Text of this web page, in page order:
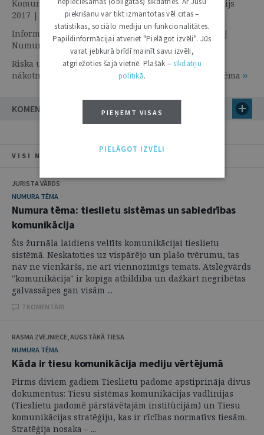
Komunikācija par tieslietām krievu valodā | 27. Jūnijs
2017 | Numura tēma
Informācijas vakuums nav draugs | 27. Jūnijs 2017 |
Numura tēma
Riska un krīzes komunikācijas tiesiskā regulējuma
nākotnes perspektīvas | 27. Jūnijs 2017 | Numura tēma
KOMENTĀRI
VISI NUMURA RAKSTI
JURISTA VĀRDS
NUMURA TĒMA
Numura tēma: tieslietu sistēmas un sabiedrības
komunikācija
Šis žurnāla laidiens veltīts komunikācijai tieslietu
sistēmā. Neskatoties uz vispārējo un plašo tvērumu, tas
nav ne vienkāršs, ne arī viennozīmīgs temats. Atslēgvārds
"komunikācija" ir kopīga atbildība un dažkārt negribētas
galvassāpes gan visām ...
7 KOMENTĀRI
RASMA ZVEJNIECE, AUGSTĀKĀ TIESA
NUMURA TĒMA
Kāda ir tiesu komunikācija mediju vērtējumā
Pirms diviem gadiem Tieslietu padome apstiprināja divus
dokumentus: Tiesu sistēmas komunikācijas vadlīnijas
(Tieslietu padomē pārstāvētajām institūcijām) un Tiesu
komunikācijas stratēģiju, kas ir rīcības normatīvs tiesām.
Stratēģija nosaka – ...
piekrišanu var tikt izmantotas vēl citas –
statistikas, sociālo mediju un funkcionalitātes.
Papildinformācijai atveriet "Pielāgot izvēli". Jūs
varat jebkurā brīdī mainīt savu izvēli,
atgriežoties šajā vietnē. Plašāk – sīkdatņu
politikā.
PIEŅEMT VISAS
PIELĀGOT IZVĒLI